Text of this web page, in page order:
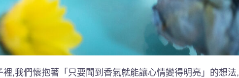
裡,我們懷抱著「只要聞到香氣就能讓心情變得明亮」的想